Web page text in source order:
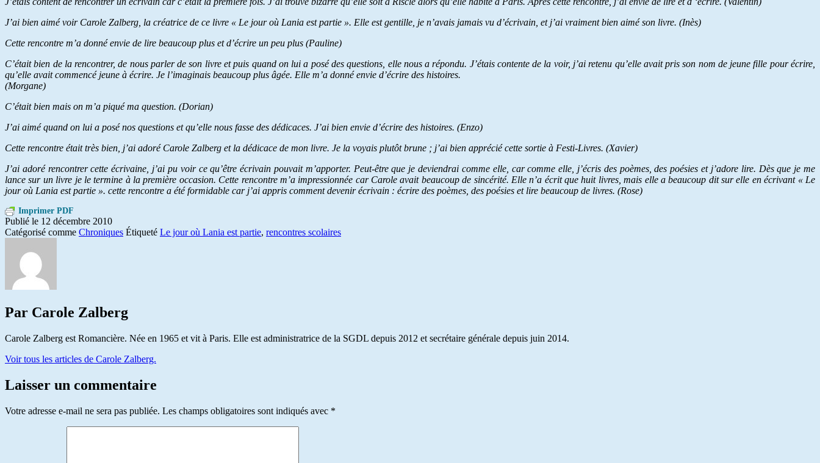
J’ai bien aimé voir Carole Zalberg, la créatrice de ce livre « Le jour où Lania est partie ». Elle est gentille, je n’avais jamais vu d’écrivain, et j’ai vraiment bien aimé son livre. (Inès)
Cette rencontre m’a donné envie de lire beaucoup plus et d’écrire un peu plus (Pauline)
C’était bien de la rencontrer, de nous parler de son livre et puis quand on lui a posé des questions, elle nous a répondu. J’étais contente de la voir, j’ai retenu qu’elle avait pris son nom de jeune fille pour écrire,
qu’elle avait commencé jeune à écrire. Je l’imaginais beaucoup plus âgée. Elle m’a donné envie d’écrire des histoires.
(Morgane)
C’était bien mais on m’a piqué ma question. (Dorian)
J’ai aimé quand on lui a posé nos questions et qu’elle nous fasse des dédicaces. J’ai bien envie d’écrire des histoires. (Enzo)
Cette rencontre était très bien, j’ai adoré Carole Zalberg et la dédicace de mon livre. Je la voyais plutôt brune ; j’ai bien apprécié cette sortie à Festi-Livres. (Xavier)
J’ai adoré rencontrer cette écrivaine, j’ai pu voir ce qu’être écrivain pouvait m’apporter. Peut-être que je deviendrai comme elle, car comme elle, j’écris des poèmes, des poésies et j’adore lire. Dès que je me
lance sur un livre je le termine à la première occasion. Cette rencontre m’a impressionnée car Carole avait beaucoup de sincérité. Elle n’a écrit que huit livres, mais elle a beaucoup dit sur elle en écrivant « Le
jour où Lania est partie ». cette rencontre a été formidable car j’ai appris comment devenir écrivain : écrire des poèmes, des poésies et lire beaucoup de livres. (Rose)
Imprimer PDF
Publié le 12 décembre 2010
Catégorisé comme Chroniques Étiqueté Le jour où Lania est partie, rencontres scolaires
Par Carole Zalberg
Carole Zalberg est Romancière. Née en 1965 et vit à Paris. Elle est administratrice de la SGDL depuis 2012 et secrétaire générale depuis juin 2014.
Voir tous les articles de Carole Zalberg.
Laisser un commentaire
Votre adresse e-mail ne sera pas publiée. Les champs obligatoires sont indiqués avec *